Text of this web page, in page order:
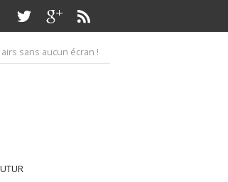
sans aucun écran !